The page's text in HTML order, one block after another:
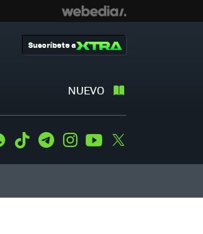
NUEVO
Suscríbete a
WhatsApp
Tiktok TelegramInstagramYoutube